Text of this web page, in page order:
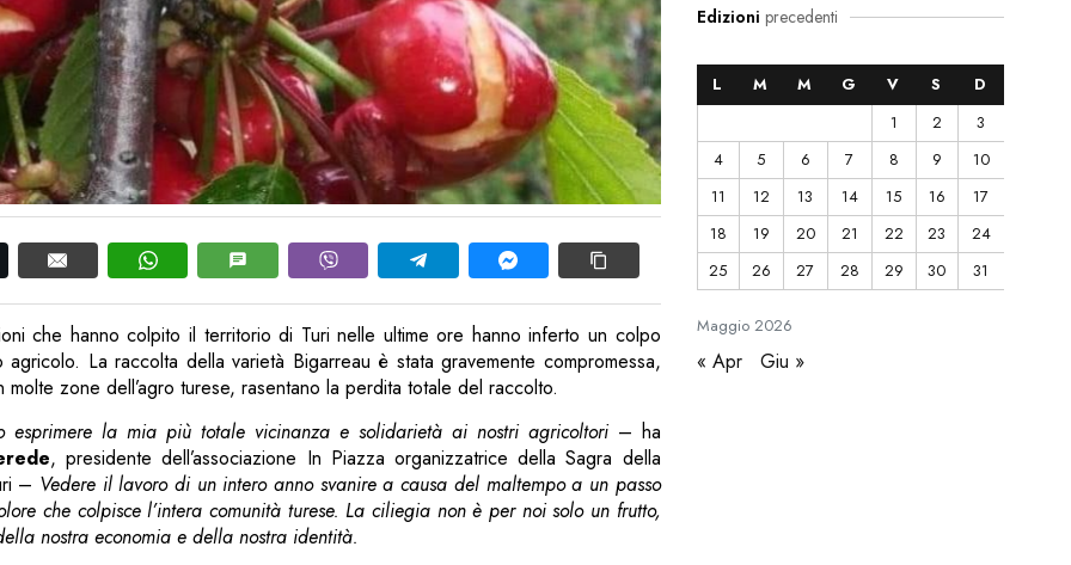
che hanno colpito il territorio di Turi nelle ultime ore hanno inferto un colpo
agricolo. La raccolta della varietà Bigarreau è stata gravemente compromessa,
zone dell’agro turese, rasentano la perdita totale del raccolto.
esprimere la mia più totale vicinanza e solidarietà ai nostri agricoltori– ha
, presidente dell’associazione In Piazza organizzatrice della Sagra della
– Vedere il lavoro di un intero anno svanire a causa del maltempo a un passo
che colpisce l’intera comunità turese. La ciliegia non è per noi solo un frutto,
nostra economia e della nostra identità.
Edizioni precedenti
Maggio2026
L M M G V S
D
1
2
3
4
5 6 7 8 9
10
11
12 13 14 15 16
17
18
19 20 21 22 23
24
25
26 27 28 29 30 31
« Apr Giu »